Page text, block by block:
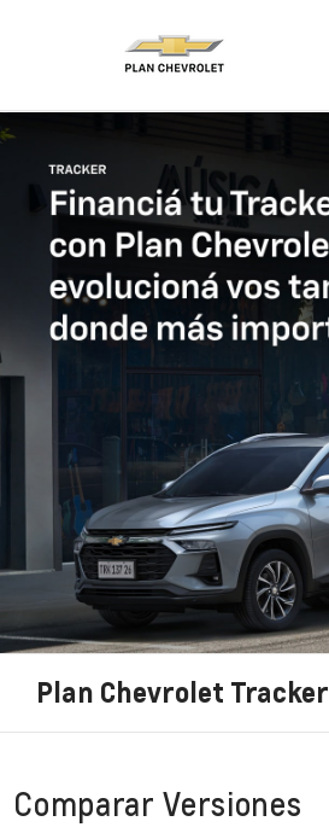
Plan Chevrolet Tracker
Comparar Versiones